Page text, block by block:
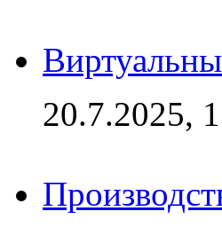
20.7.2025,